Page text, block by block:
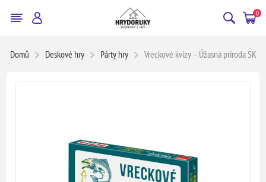
0
Domů Deskové hry Párty hry Vreckové kvízy – Úžasná príroda SK